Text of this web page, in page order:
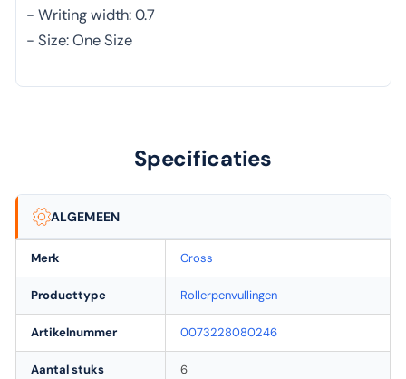
- Writing width: 0.7
- Size: One Size
Specificaties
ALGEMEEN
Merk Cross
Producttype Rollerpenvullingen
Artikelnummer 0073228080246
Aantal stuks 6